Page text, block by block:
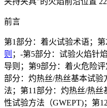
前言
第1部分：着火试验术语；
则 ；-第5部分：试验火焰针
导则；第9部分：着火危险
部分：灼热丝/热丝基本试
法；第11部分：灼热丝/热
性试验方法（GWEPT)；第